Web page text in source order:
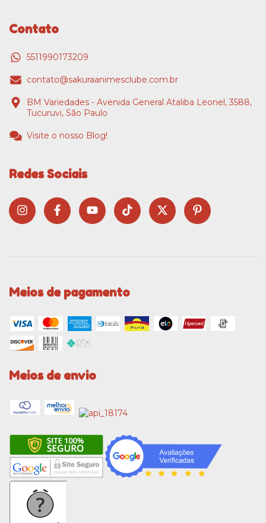
Contato
5511990173209
contato@sakuraanimesclube.com.br
BM Variedades - Avenida General Ataliba Leonel, 3588,
Tucuruvi, São Paulo
Visite o nosso Blog!
Redes Sociais
Meios de pagamento
Meios de envio